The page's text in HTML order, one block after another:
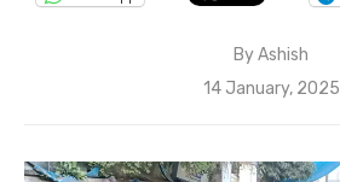
ByAshish
Posted
14 January, 2025